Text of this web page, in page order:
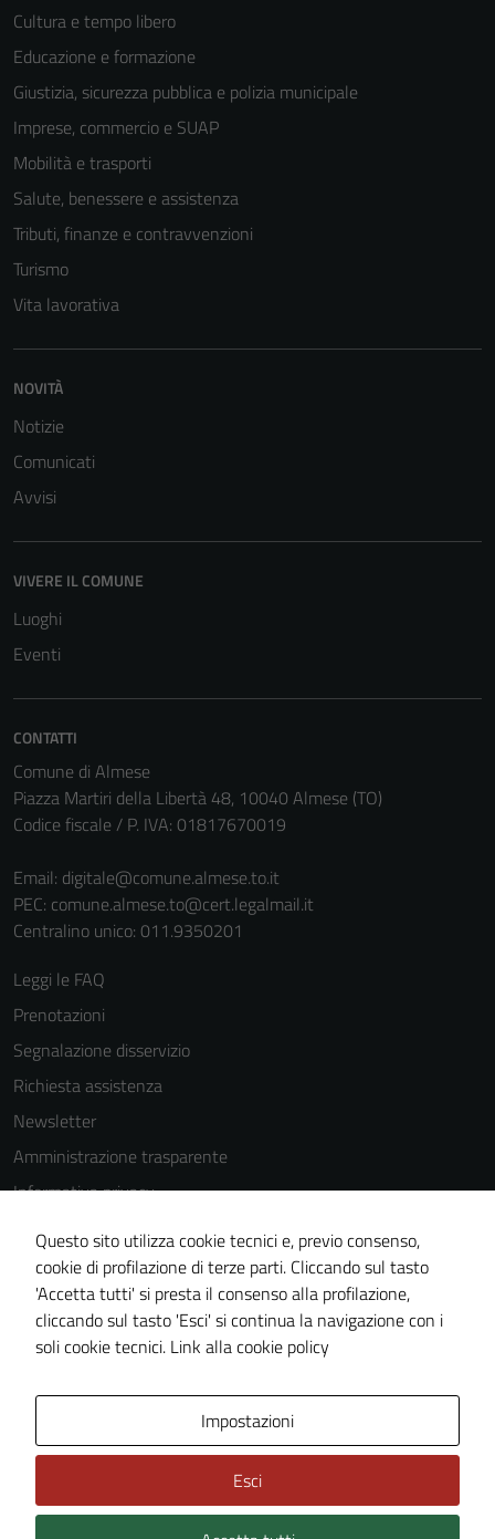
Cultura e tempo libero
Educazione e formazione
Giustizia, sicurezza pubblica e polizia municipale
Imprese, commercio e SUAP
Mobilità e trasporti
Salute, benessere e assistenza
Tributi, finanze e contravvenzioni
Turismo
Vita lavorativa
NOVITÀ
Notizie
Comunicati
Avvisi
VIVERE IL COMUNE
Luoghi
Eventi
CONTATTI
Comune di Almese
Piazza Martiri della Libertà 48, 10040 Almese (TO)
Codice fiscale / P. IVA: 01817670019
Email: digitale@comune.almese.to.it
PEC: comune.almese.to@cert.legalmail.it
Centralino unico: 011.9350201
Leggi le FAQ
Prenotazioni
Segnalazione disservizio
Richiesta assistenza
Newsletter
Amministrazione trasparente
Informativa privacy
Cookie Policy
Note legali
Dichiarazione di accessibilità
Piano di miglioramento del sito
Questo sito utilizza cookie tecnici e, previo consenso,
cookie di profilazione di terze parti. Cliccando sul tasto
'Accetta tutti' si presta il consenso alla profilazione,
cliccando sul tasto 'Esci' si continua la navigazione con i
soli cookie tecnici. Link alla cookie policy
Impostazioni
Esci
Tecnici
essere